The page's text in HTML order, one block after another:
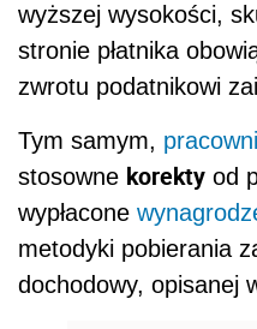
wyższej wysokości,
stronie płatnika
zwrotu podatnikowi
Tym samym,
stosowne korekty od
wypłacone
metodyki pobierania
dochodowy, opisanej